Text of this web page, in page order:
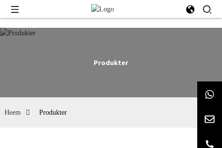
Produkter
Heem Produkter